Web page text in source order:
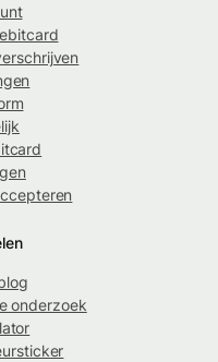
onderzoek